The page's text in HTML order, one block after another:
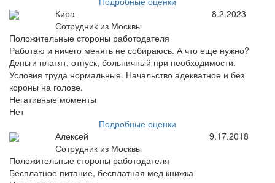
Кира
Сотрудник из Москвы
8.2.2023
Положительные стороны работодателя
Работаю и ничего менять не собираюсь. А что еще нужно?
Деньги платят, отпуск, больничный при необходимости.
Условия труда нормальные. Начальство адекватное и без
короны на голове.
Негативные моменты
Нет
Подробные оценки
Алексей
Сотрудник из Москвы
9.17.2018
Положительные стороны работодателя
Бесплатное питание, бесплатная мед книжка